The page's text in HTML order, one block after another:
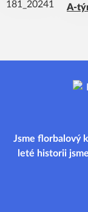
A-
Jsme florbalový
leté historii